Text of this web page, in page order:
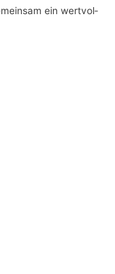
ein wert­vol­